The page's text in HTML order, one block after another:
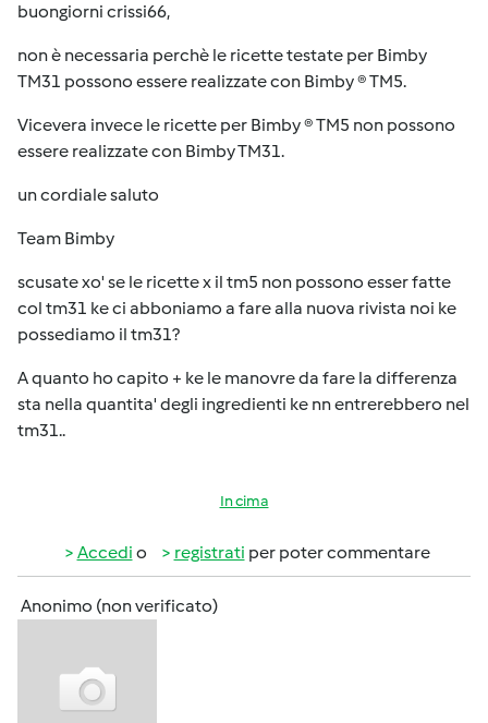
buongiorni crissi66,
non è necessaria perchè le ricette testate per Bimby
TM31 possono essere realizzate con Bimby ® TM5.
Vicevera invece le ricette per Bimby ® TM5 non possono
essere realizzate con Bimby TM31.
un cordiale saluto
Team Bimby
scusate xo' se le ricette x il tm5 non possono esser fatte
col tm31 ke ci abboniamo a fare alla nuova rivista noi ke
possediamo il tm31?
A quanto ho capito + ke le manovre da fare la differenza
sta nella quantita' degli ingredienti ke nn entrerebbero nel
tm31..
In cima
Accedi o registrati per poter commentare
Anonimo (non verificato)